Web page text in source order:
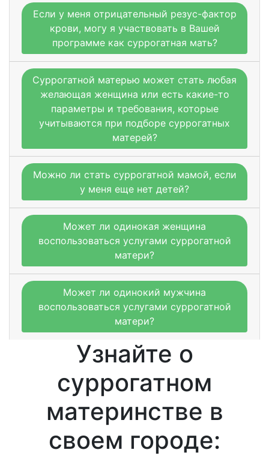
Если у меня отрицательный резус-фактор
крови, могу я участвовать в Вашей
программе как суррогатная мать?
Суррогатной матерью может стать любая
желающая женщина или есть какие-то
параметры и требования, которые
учитываются при подборе суррогатных
матерей?
Можно ли стать суррогатной мамой, если
у меня еще нет детей?
Может ли одинокая женщина
воспользоваться услугами суррогатной
матери?
Может ли одинокий мужчина
воспользоваться услугами суррогатной
матери?
Узнайте о
суррогатном
материнстве в
своем городе: